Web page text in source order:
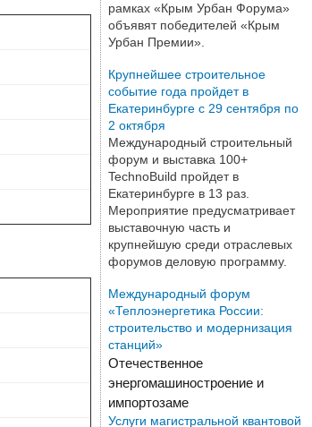
рамках «Крым Урбан Форума»
объявят победителей «Крым
Урбан Премии».
Крупнейшее строительное
событие года пройдет в
Екатеринбурге с 29 сентября по
2 октября
Международный строительный
форум и выставка 100+
TechnoBuild пройдет в
Екатеринбурге в 13 раз.
Мероприятие предусматривает
выставочную часть и
крупнейшую среди отраслевых
форумов деловую программу.
Международный форум
«Теплоэнергетика России:
строительство и модернизация
станций»
Отечественное
энергомашиностроение и
импортозаме
Услуги магистральной квантовой